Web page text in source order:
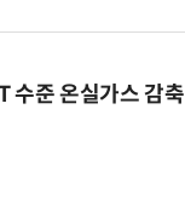
준 온실가스 감축